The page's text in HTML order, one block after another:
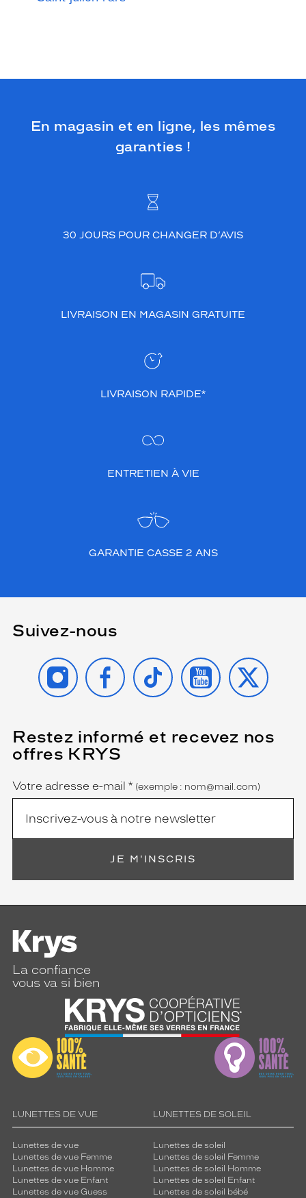
En magasin et en ligne, les mêmes
garanties !
30 JOURS POUR CHANGER D’AVIS
LIVRAISON EN MAGASIN GRATUITE
LIVRAISON RAPIDE*
ENTRETIEN À VIE
GARANTIE CASSE 2 ANS
Suivez-nous
INSTAGRAMFACEBOOK
TIKTOK YOUTUBE
X
Restez informé et recevez nos
offres KRYS
Name
Votre adresse e-mail *
(Ce
champ
est
obligatoire)
(exemple : nom@mail.com)
JE M'INSCRIS
La confiance
vous va si bien
LUNETTES DE VUE
Lunettes de vue
Lunettes de vue Femme
Lunettes de vue Homme
Lunettes de vue Enfant
Lunettes de vue Guess
LUNETTES DE SOLEIL
Lunettes de soleil
Lunettes de soleil Femme
Lunettes de soleil Homme
Lunettes de soleil Enfant
Lunettes de soleil bébé